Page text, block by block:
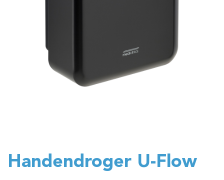
Handendroger U-Flow